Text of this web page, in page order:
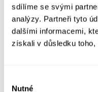
sdílíme se svými
analýzy. Partneři tyto
dalšími informacemi,
získali v důsledku
Nutné